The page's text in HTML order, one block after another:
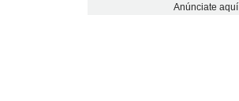
Anúnciate aquí